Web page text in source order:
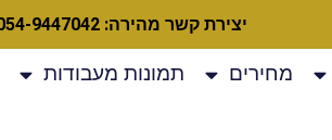
יצירת קשר מהירה: 054-9447042
מחירים תמונות מעבודות